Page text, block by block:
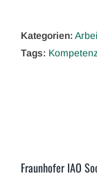
Kategorien:
Tags:
Fraunhofer IAO